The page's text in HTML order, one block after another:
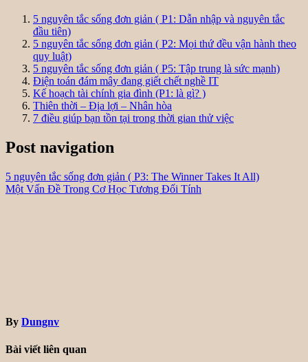
5 nguyên tắc sống đơn giản ( P1: Dẫn nhập và nguyên tắc
đầu tiên)
5 nguyên tắc sống đơn giản ( P2: Mọi thứ đều vận hành theo
quy luật)
5 nguyên tắc sống đơn giản ( P5: Tập trung là sức mạnh)
Điện toán đám mây đang giết chết nghề IT
Kế hoạch tài chính gia đình (P1: là gì? )
Thiên thời – Địa lợi – Nhân hòa
7 điều giúp bạn tồn tại trong thời gian thử việc
Post navigation
5 nguyên tắc sống đơn giản ( P3: The Winner Takes It All)
Một Vấn Đề Trong Cơ Học Tương Đối Tính
By Dungnv
Bài viết liên quan